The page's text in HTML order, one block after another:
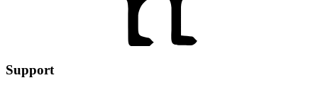
Support